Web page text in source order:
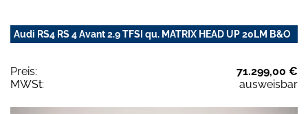
Audi RS4 RS 4 Avant 2.9 TFSI qu. MATRIX HEAD UP 20LM B&O
Preis:
71.299,00 €
MWSt:
ausweisbar